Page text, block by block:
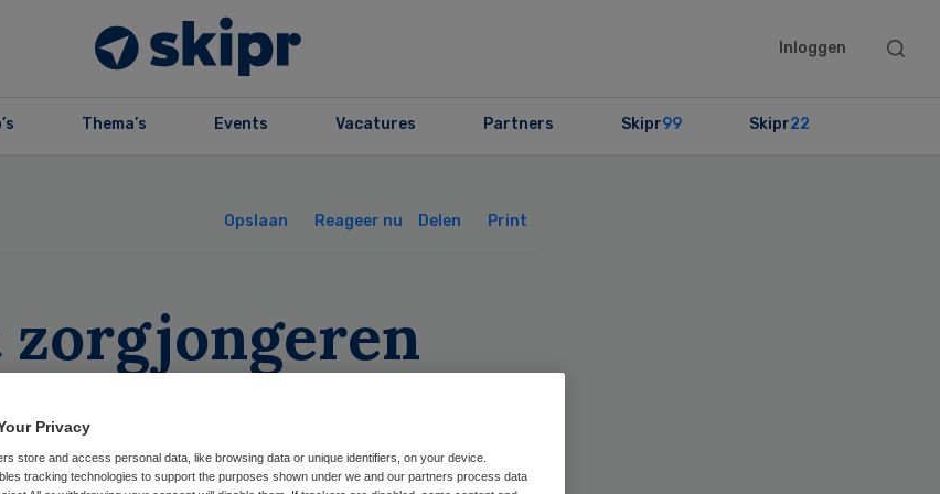
Inloggen
Search
Thema’s Events Vacatures Partners Skipr99 Skipr22
Opslaan Reageer nu Delen Print
zorgjongeren
jaar niet vallen’
Privacy
store and access personal data, like browsing data or unique identifiers, on your device.
tracking technologies to support the purposes shown under we and our partners process data